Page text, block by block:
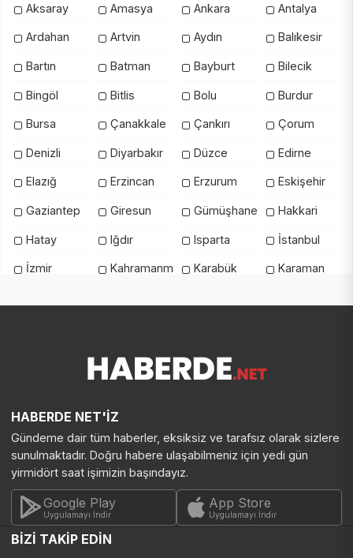
Aksaray Amasya Ankara Antalya
Ardahan Artvin Aydın Balıkesir
Bartın Batman Bayburt Bilecik
Bingöl Bitlis Bolu Burdur
Bursa Çanakkale Çankırı Çorum
Denizli Diyarbakır Düzce Edirne
Elazığ Erzincan Erzurum Eskişehir
Gaziantep Giresun Gümüşhane Hakkari
Hatay Iğdır Isparta İstanbul
İzmir KahramanmaraşKarabük Karaman
Kütahya Malatya
Mersin Muğla
Nevşehir Niğde
Rize Sakarya Samsun Şanlıurfa
Siirt Sinop
Tekirdağ Tokat Trabzon
Uşak Van Yalova Yozgat
HABERDE NET'İZ
Gündeme dair tüm haberler, eksiksiz ve tarafsız olarak sizlere
sunulmaktadır. Doğru habere ulaşabilmeniz için yedi gün
yirmidört saat işimizin başındayız.
Google Play
Uygulamayı İndir
App Store
Uygulamayı İndir
BİZİ TAKİP EDİN